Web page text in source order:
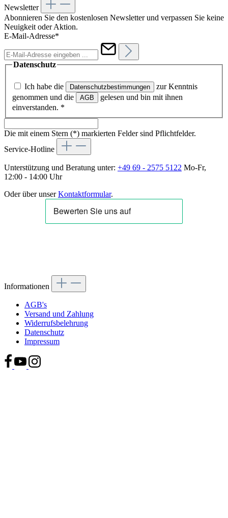
Newsletter
Abonnieren Sie den kostenlosen Newsletter und verpassen Sie keine
Neuigkeit oder Aktion.
E-Mail-Adresse*
Datenschutz
Ich habe die Datenschutzbestimmungen
zur Kenntnis
genommen und die
AGB
gelesen und bin mit ihnen
einverstanden. *
Die mit einem Stern (*) markierten Felder sind Pflichtfelder.
Service-Hotline
Unterstützung und Beratung unter: +49 69 - 2575 5122 Mo-Fr,
12:00 - 14:00 Uhr
Oder über unserKontaktformular.
Informationen
AGB's
Versand und Zahlung
Widerrufsbelehrung
Datenschutz
Impressum